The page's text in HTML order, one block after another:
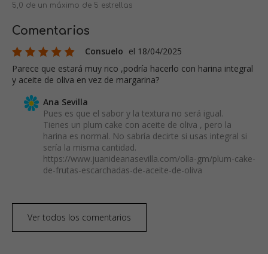
5,0 de un máximo de 5 estrellas
Comentarios
Consuelo el 18/04/2025
Parece que estará muy rico ,podría hacerlo con harina integral
y aceite de oliva en vez de margarina?
Ana Sevilla
Pues es que el sabor y la textura no será igual.
Tienes un plum cake con aceite de oliva , pero la
harina es normal. No sabría decirte si usas integral si
sería la misma cantidad.
https://www.juanideanasevilla.com/olla-gm/plum-cake-
de-frutas-escarchadas-de-aceite-de-oliva
Ver todos los comentarios